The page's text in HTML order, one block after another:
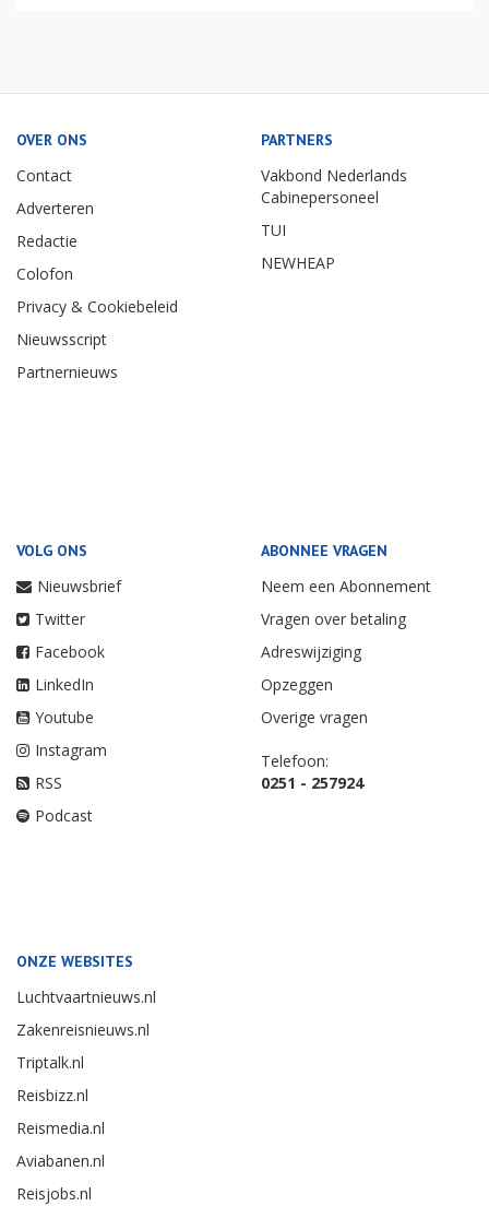
OVER ONS
Contact
Adverteren
Redactie
Colofon
Privacy & Cookiebeleid
Nieuwsscript
Partnernieuws
PARTNERS
Vakbond Nederlands
Cabinepersoneel
TUI
NEWHEAP
VOLG ONS
Nieuwsbrief
Twitter
Facebook
LinkedIn
Youtube
Instagram
RSS
Podcast
ABONNEE VRAGEN
Neem een Abonnement
Vragen over betaling
Adreswijziging
Opzeggen
Overige vragen
Telefoon:
0251 - 257924
ONZE WEBSITES
Luchtvaartnieuws.nl
Zakenreisnieuws.nl
Triptalk.nl
Reisbizz.nl
Reismedia.nl
Aviabanen.nl
Reisjobs.nl